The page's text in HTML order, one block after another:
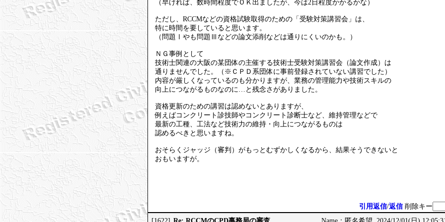
（早ければ、数時間程度でＯＫ出ましたが、今は2日程度かかるかな）
ただし、RCCMなどの資格試験取得のための「受験対策講習会」は、
特に時間を要していると思います。
（問題Ⅰやも問題Ⅲなどの論文添削などは通りにくいのかも。）
ＮＧ事例として
技術士関連の大阪の某団体の主催する技術士受験対策講習会（論文作成）は
通りませんでした。（※ＣＰＤ系団体に事前登録されていない講習でした）
内容が厳しくなっているのも分かりますが、業務の管理能力や技術スキルの
向上につながるものなのに…と残念さがありました。
資格更新のための講習は認めないとありますが、
例えばコンクリート診技師やコンクリート診断士など、維持管理などで
最新の工種、工法など技術力の維持・向上につながるものは
認めるべきと思いますね。
おそらくジャッジ（審判）がもっとむずかしくなるから、結果そうできないと
おもいますが。
引用返信/返信 削除キー